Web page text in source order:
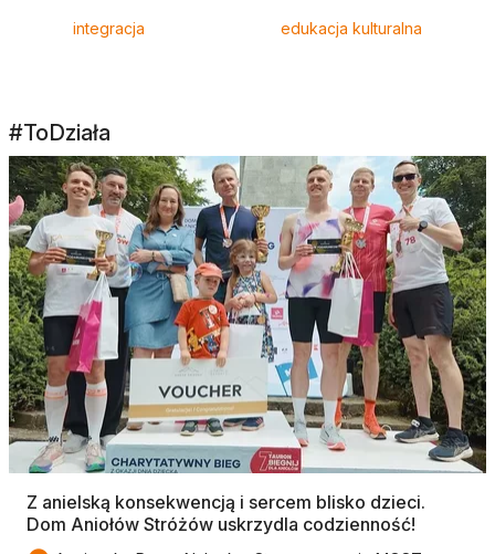
integracja edukacja kulturalna
#ToDziała
Z anielską konsekwencją i sercem blisko dzieci.
Dom Aniołów Stróżów uskrzydla codzienność!